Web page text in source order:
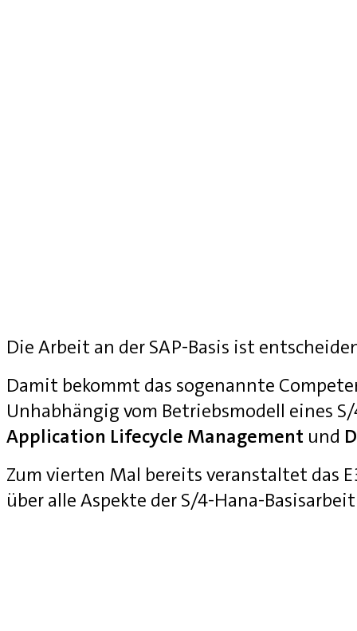
Die Arbeit an der SAP-Basis ist
Damit bekommt das sogenannte
Unhabhängig vom Betriebsmodell eines
Application Lifecycle Management und
Zum vierten Mal bereits veranstaltet das
über alle Aspekte der S/4-Hana-